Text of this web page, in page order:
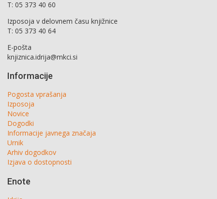
T: 05 373 40 60
Izposoja v delovnem času knjižnice
T: 05 373 40 64
E-pošta
knjiznica.idrija@mkci.si
Informacije
Pogosta vprašanja
Izposoja
Novice
Dogodki
Informacije javnega značaja
Urnik
Arhiv dogodkov
Izjava o dostopnosti
Enote